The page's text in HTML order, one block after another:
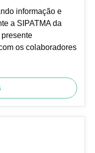
informação e
a SIPATMA da
os colaboradores